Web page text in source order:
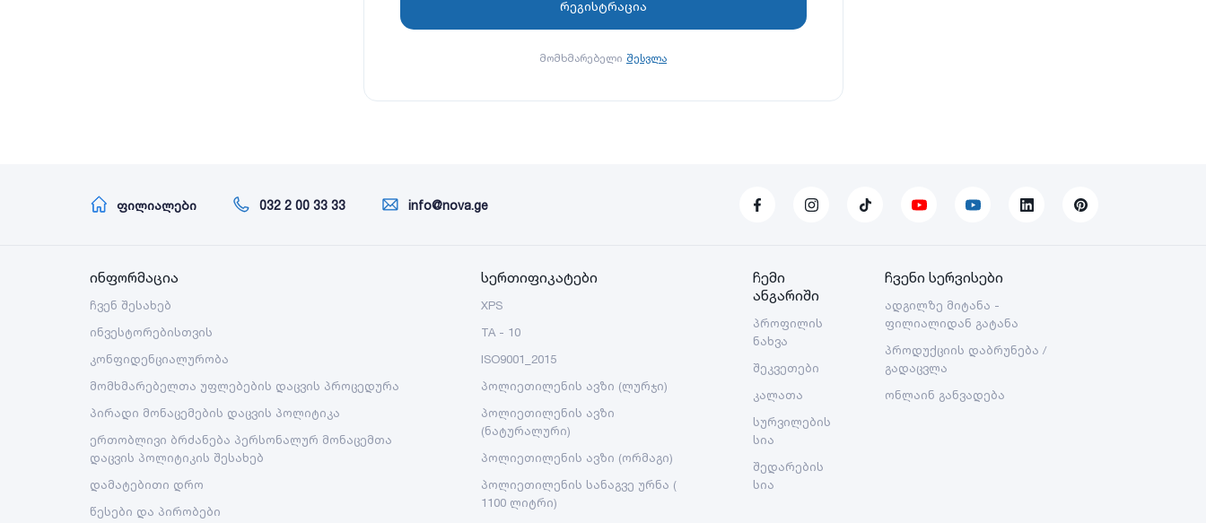
მომხმარებელი შესვლა
ფილიალები 032 2 00 33 33 info@nova.ge
ინფორმაცია
ჩვენ შესახებ
ინვესტორებისთვის
კონფიდენციალურობა
მომხმარებელთა უფლებების დაცვის პროცედურა
პირადი მონაცემების დაცვის პოლიტიკა
ერთობლივი ბრძანება პერსონალურ მონაცემთა
დაცვის პოლიტიკის შესახებ
დამატებითი დრო
წესები და პირობები
სერთიფიკატები
XPS
TA - 10
ISO9001_2015
პოლიეთილენის ავზი (ლურჯი)
პოლიეთილენის ავზი
(ნატურალური)
პოლიეთილენის ავზი (ორმაგი)
პოლიეთილენის სანაგვე ურნა (
1100 ლიტრი)
ჩემი
ანგარიში
პროფილის
ნახვა
შეკვეთები
კალათა
სურვილების
სია
შედარების
სია
ჩვენი სერვისები
ადგილზე მიტანა -
ფილიალიდან გატანა
პროდუქციის დაბრუნება /
გადაცვლა
ონლაინ განვადება